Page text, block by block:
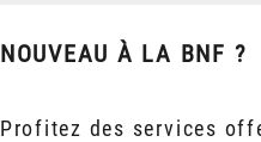
NOUVEAU À LA BNF ?
Profitez des services